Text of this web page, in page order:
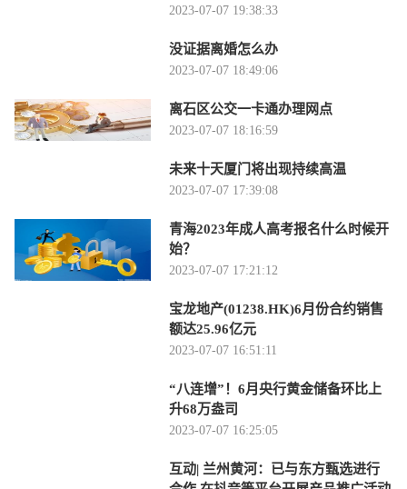
2023-07-07 19:38:33
没证据离婚怎么办
2023-07-07 18:49:06
离石区公交一卡通办理网点
2023-07-07 18:16:59
未来十天厦门将出现持续高温
2023-07-07 17:39:08
青海2023年成人高考报名什么时候开
始？
2023-07-07 17:21:12
宝龙地产(01238.HK)6月份合约销售
额达25.96亿元
2023-07-07 16:51:11
“八连增”！6月央行黄金储备环比上
升68万盎司
2023-07-07 16:25:05
互动| 兰州黄河：已与东方甄选进行